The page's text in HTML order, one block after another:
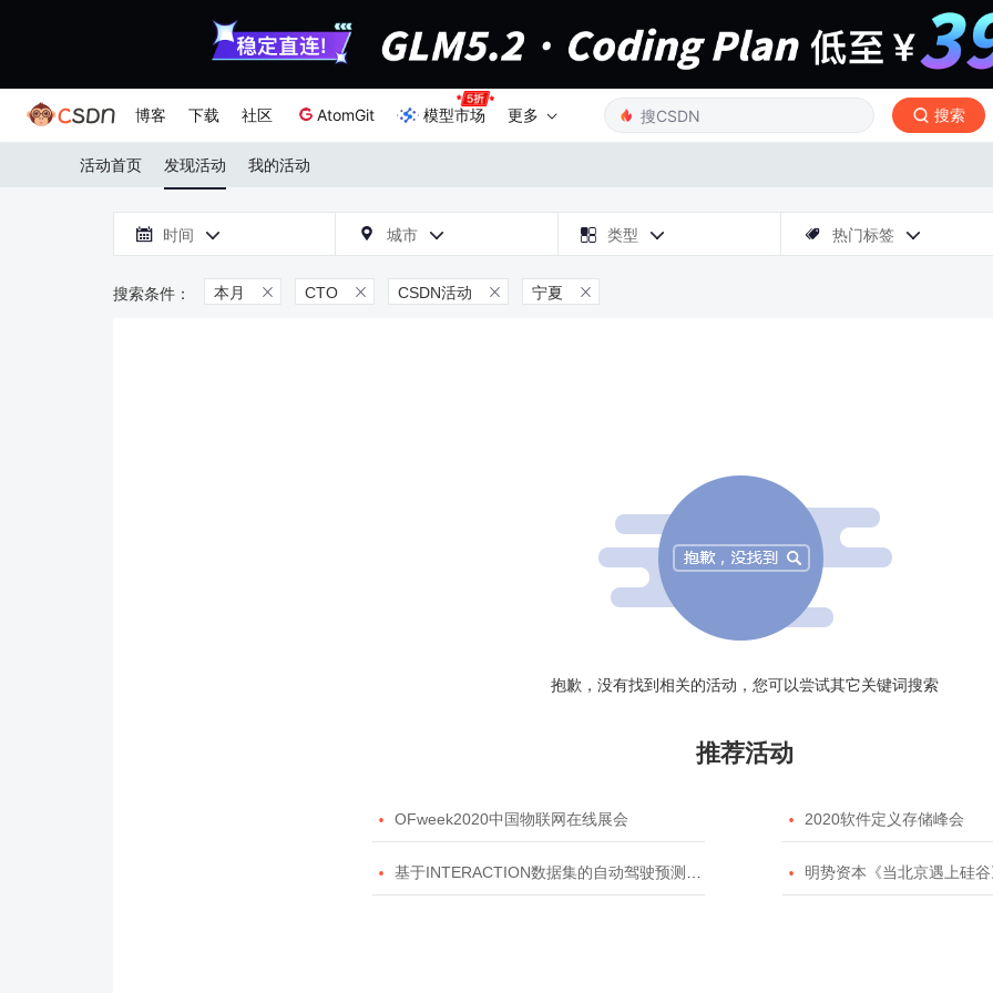
博客 下载 社区 AtomGit 模型市场 更多 搜索
活动首页 发现活动 我的活动
 时间   城市   类型   热门标签 
本月  CTO  CSDN活动  宁夏 
抱歉，没有找到相关的活动，您可以尝试其它关键词搜索
推荐活动
 OFweek2020中国物联网在线展会  2020软件定义存储峰会
 基于INTERACTION数据集的自动驾驶预测模型挑战赛  明势资本《当北京遇上硅谷》系列